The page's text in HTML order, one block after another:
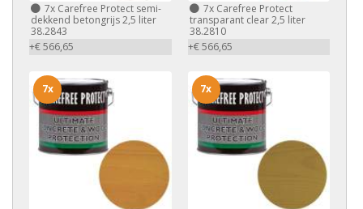
7x Carefree Protect semi-
dekkend betongrijs 2,5 liter
38.2843
+€ 566,65
7xCarefree Protect
transparant clear 2,5 liter
38.2810
+€ 566,65
7x 7x